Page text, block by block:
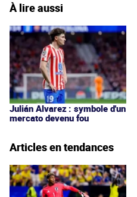
À lire aussi
Julián Alvarez : symbole d'un
mercato devenu fou
Articles en tendances